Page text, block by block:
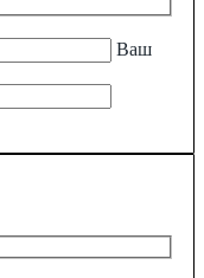
Ваш